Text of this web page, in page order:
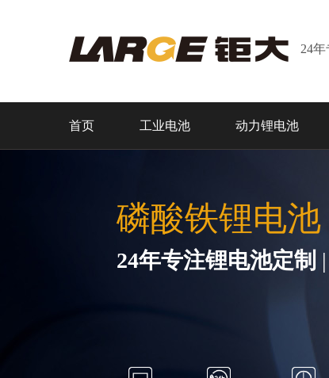
24
首页 工业电池 动力锂电池
磷酸铁锂电池
24年专注锂电池定制